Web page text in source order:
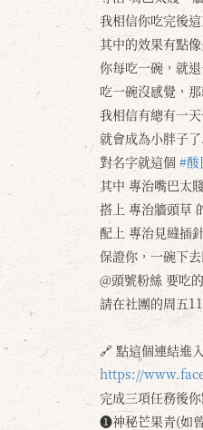
我相信你吃完後
其中的效果有點
你每吃一碗，就退
吃一碗沒感覺，
我相信有總有一
就會成為小胖子
對名字就這個 #酸
其中 專治嘴巴太
搭上 專治牆頭草
配上 專治見縫插
保證你，一碗下
@頭號粉絲 要吃
請在社團的周五
🔗 點這個連結進
https://
完成三項任務後
❶神秘芒果青(如